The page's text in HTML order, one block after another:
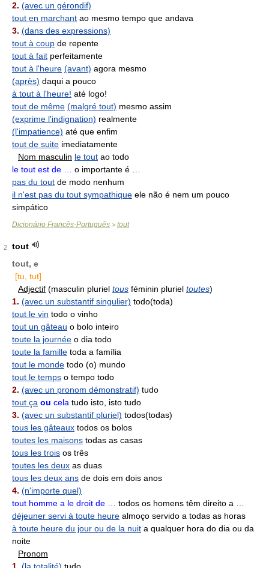
2. (avec un gérondif)
tout en marchant ao mesmo tempo que andava
3. (dans des expressions)
tout à coup de repente
tout à fait perfeitamente
tout à l'heure (avant) agora mesmo
(après) daqui a pouco
à tout à l'heure! até logo!
tout de même (malgré tout) mesmo assim
(exprime l'indignation) realmente
(l'impatience) até que enfim
tout de suite imediatamente
Nom masculin le tout ao todo
le tout est de …
o importante é …
pas du tout de modo nenhum
il n'est pas du tout sympathique ele não é nem um pouco
simpático
Dicionário Francês-Português > tout
2
tout
tout, e
[tu, tut]
Adjectif (masculin pluriel tous féminin pluriel toutes)
1. (avec un substantif singulier) todo(toda)
tout le vin todo o vinho
tout un gâteau o bolo inteiro
toute la journée o dia todo
toute la famille toda a família
tout le monde todo (o) mundo
tout le temps o tempo todo
2. (avec un pronom démonstratif) tudo
tout ça ou cela tudo isto, isto tudo
3. (avec un substantif pluriel) todos(todas)
tous les gâteaux todos os bolos
toutes les maisons todas as casas
tous les trois os três
toutes les deux as duas
tous les deux ans de dois em dois anos
4. (n'importe quel)
tout homme a le droit de …
todos os homens têm direito a …
déjeuner servi à toute heure almoço servido a todas as horas
à toute heure du jour ou de la nuit a qualquer hora do dia ou da
noite
Pronom